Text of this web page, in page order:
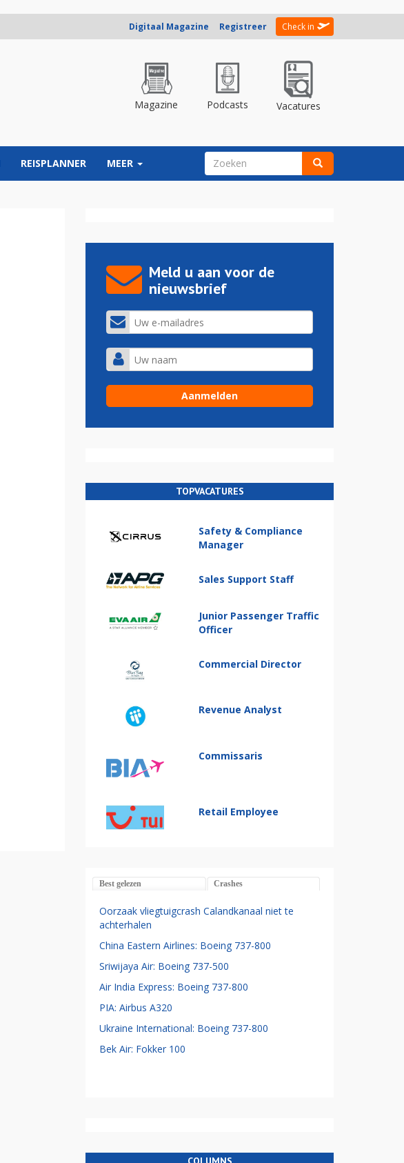
Digitaal Magazine Registreer Check in
Magazine Podcasts Vacatures
REISPLANNER MEER ZOEKVELD
Meld u aan voor de
nieuwsbrief
TOPVACATURES
Safety & Compliance
Manager
Sales Support Staff
Junior Passenger Traffic
Officer
Commercial Director
Revenue Analyst
Commissaris
Retail Employee
Best gelezen Crashes
Oorzaak vliegtuigcrash Calandkanaal niet te
achterhalen
China Eastern Airlines: Boeing 737-800
Sriwijaya Air: Boeing 737-500
Air India Express: Boeing 737-800
PIA: Airbus A320
Ukraine International: Boeing 737-800
Bek Air: Fokker 100